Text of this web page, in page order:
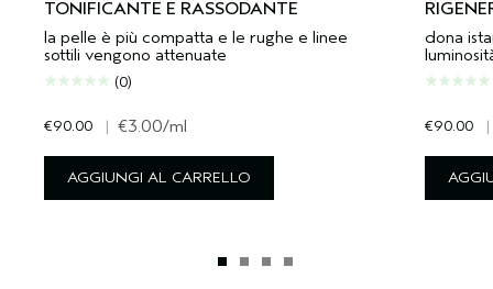
TONIFICANTE E RASSODANTE
la pelle è più compatta e le rughe e linee
sottili vengono attenuate
(0)
€90.00 | €3.00/ml
AGGIUNGI AL CARRELLO
dona
€90.00 |